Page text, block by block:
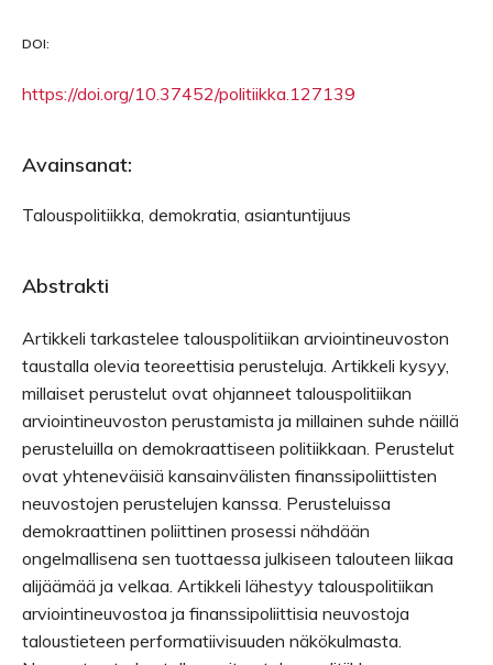
DOI:
https://doi.org/10.37452/politiikka.127139
Avainsanat:
Talouspolitiikka, demokratia, asiantuntijuus
Abstrakti
Artikkeli tarkastelee talouspolitiikan arviointineuvoston
taustalla olevia teoreettisia perusteluja. Artikkeli kysyy,
millaiset perustelut ovat ohjanneet talouspolitiikan
arviointineuvoston perustamista ja millainen suhde näillä
perusteluilla on demokraattiseen politiikkaan. Perustelut
ovat yhteneväisiä kansainvälisten finanssipoliittisten
neuvostojen perustelujen kanssa. Perusteluissa
demokraattinen poliittinen prosessi nähdään
ongelmallisena sen tuottaessa julkiseen talouteen liikaa
alijäämää ja velkaa. Artikkeli lähestyy talouspolitiikan
arviointineuvostoa ja finanssipoliittisia neuvostoja
taloustieteen performatiivisuuden näkökulmasta.